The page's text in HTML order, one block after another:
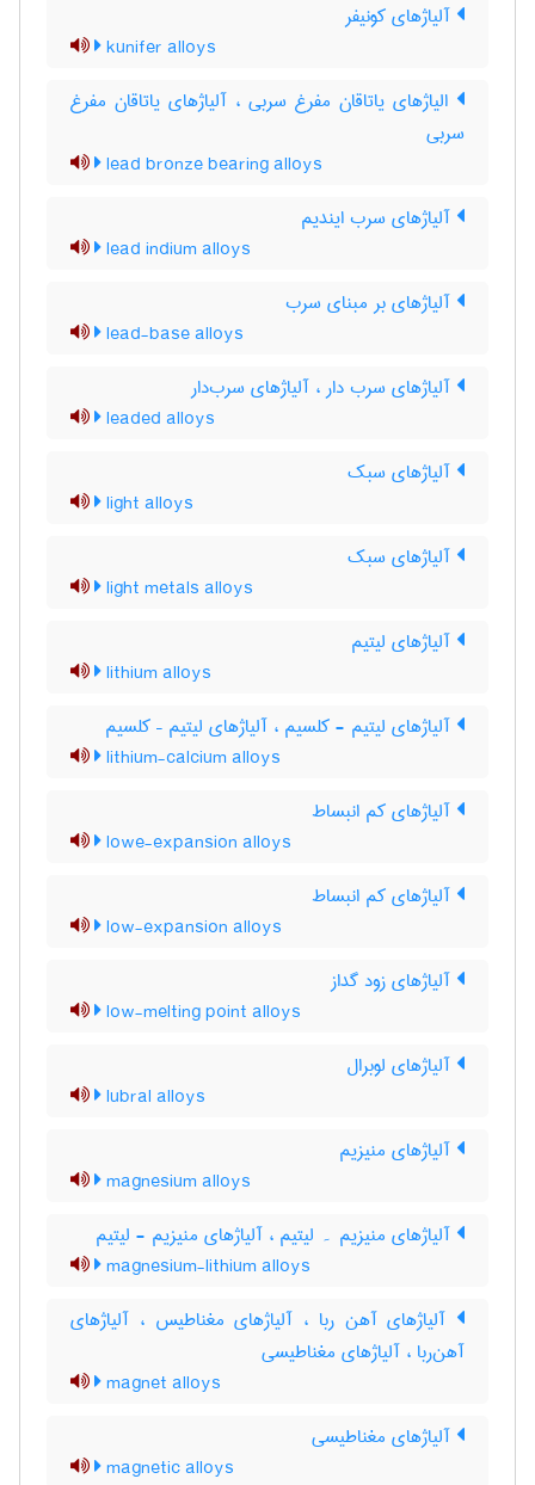
آلیاژهای کونیفر
kunifer alloys
الیاژهای یاتاقان مفرغ سربی ، آلیاژهای یاتاقان مفرغ
سربی
lead bronze bearing alloys
آلیاژهای سرب ایندیم
lead indium alloys
آلیاژهای بر مبنای سرب
lead-base alloys
آلیاژهای سرب دار ، آلیاژهای سرب‌دار
leaded alloys
آلیاژهای سبک
light alloys
آلیاژهای سبک
light metals alloys
آلیاژهای لیتیم
lithium alloys
آلیاژهای لیتیم - کلسیم ، آلیاژهای لیتیم – کلسیم
lithium-calcium alloys
آلیاژهای کم انبساط
lowe-expansion alloys
آلیاژهای کم انبساط
low-expansion alloys
آلیاژهای زود گداز
low-melting point alloys
آلیاژهای لوبرال
lubral alloys
آلیاژهای منیزیم
magnesium alloys
آلیاژهای منیزیم ۔ لیتیم ، آلیاژهای منیزیم - لیتیم
magnesium-lithium alloys
آلیاژهای آهن ربا ، آلیاژهای مغناطیس ، آلیاژهای
آهن‌ربا ، آلیاژهای مغناطیسی
magnet alloys
آلیاژهای مغناطیسی
magnetic alloys